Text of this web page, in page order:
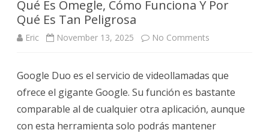
Qué Es Omegle, Cómo Funciona Y Por
Qué Es Tan Peligrosa
Eric November 13, 2025 No Comments
Es
Omegle,
Google Duo es el servicio de videollamadas que
ofrece el gigante Google. Su función es bastante
comparable al de cualquier otra aplicación, aunque
con esta herramienta solo podrás mantener